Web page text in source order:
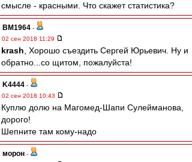
смысле - красными. Что скажет статистика?
BM1964 -
02 сен 2018 11:29
krash , Хорошо съездить Сергей Юрьевич. Ну и
обратно...со щитом, пожалуйста!
K4444 -
02 сен 2018 10:43
Куплю долю на Магомед-Шапи Сулейманова,
дорого!
Шепните там кому-надо
морон -